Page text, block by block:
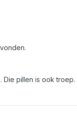
pillen is ook troep.